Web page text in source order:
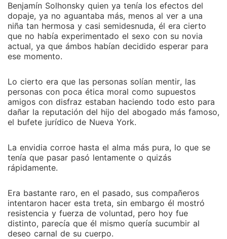
Benjamín Solhonsky quien ya tenía los efectos del
dopaje, ya no aguantaba más, menos al ver a una
niña tan hermosa y casi semidesnuda, él era cierto
que no había experimentado el sexo con su novia
actual, ya que ámbos habían decidido esperar para
ese momento.
Lo cierto era que las personas solían mentir, las
personas con poca ética moral como supuestos
amigos con disfraz estaban haciendo todo esto para
dañar la reputación del hijo del abogado más famoso,
el bufete jurídico de Nueva York.
La envidia corroe hasta el alma más pura, lo que se
tenía que pasar pasó lentamente o quizás
rápidamente.
Era bastante raro, en el pasado, sus compañeros
intentaron hacer esta treta, sin embargo él mostró
resistencia y fuerza de voluntad, pero hoy fue
distinto, parecía que él mismo quería sucumbir al
deseo carnal de su cuerpo.